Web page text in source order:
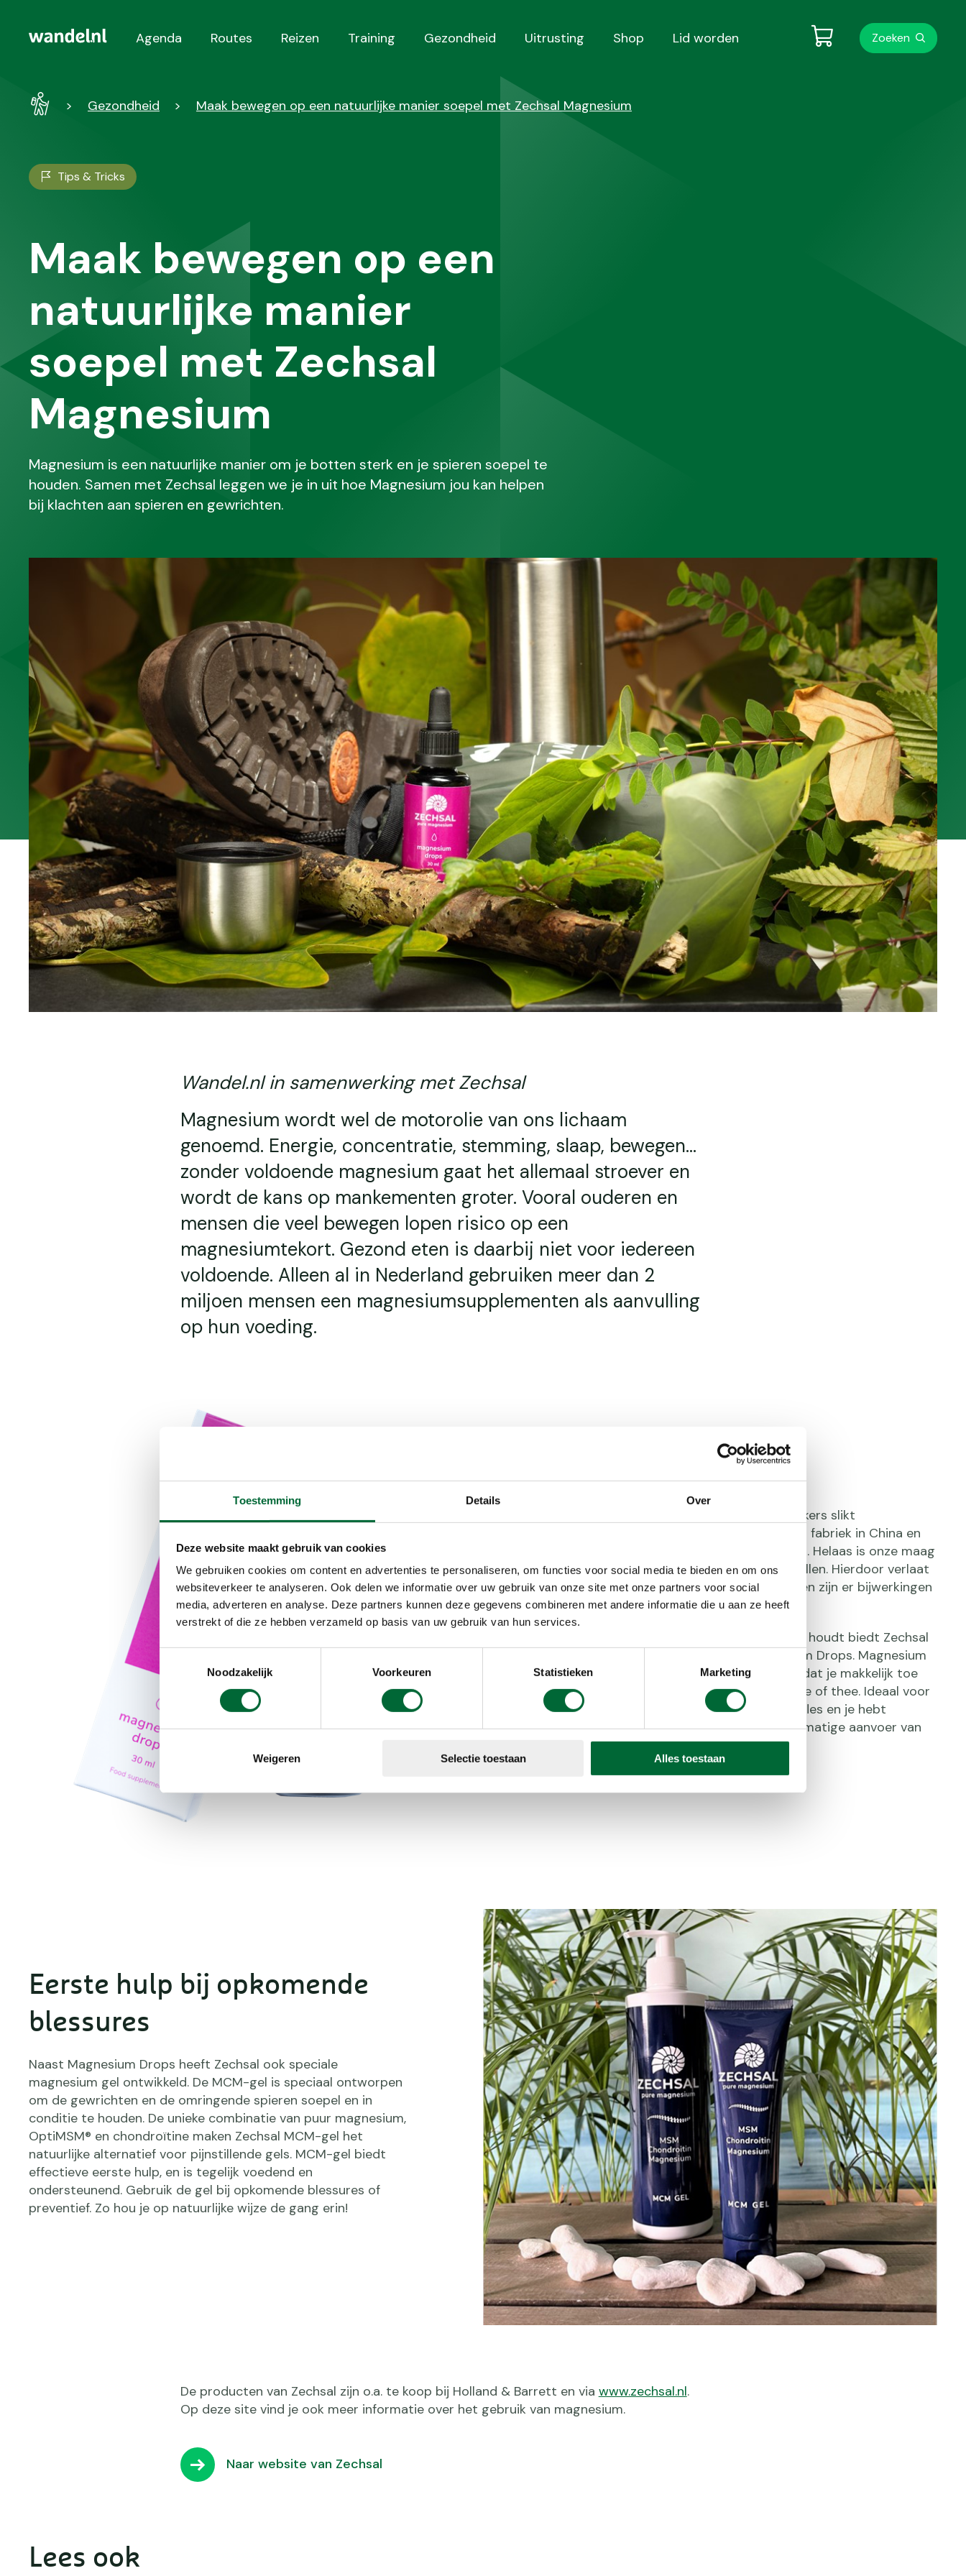
Toestemming Details Over
Deze website maakt gebruik van cookies
We gebruiken cookies om content en advertenties te personaliseren, om functies voor social media te bieden en om ons
websiteverkeer te analyseren. Ook delen we informatie over uw gebruik van onze site met onze partners voor social
media, adverteren en analyse. Deze partners kunnen deze gegevens combineren met andere informatie die u aan ze heeft
verstrekt of die ze hebben verzameld op basis van uw gebruik van hun services.
Noodzakelijk
Voorkeuren Statistieken Marketing
Weigeren Selectie toestaan Alles toestaan
Hoofdnavigatie
Agenda Routes Reizen Training Gezondheid Uitrusting Shop Lid worden Zoeken
WandelGezondheid Maak bewegen op een natuurlijke manier soepel met Zechsal Magnesium
Tips & Tricks
Maak bewegen op een
natuurlijke manier
soepel met Zechsal
Magnesium
Magnesium is een natuurlijke manier om je botten sterk en je spieren soepel te
houden. Samen met Zechsal leggen we je in uit hoe Magnesium jou kan helpen
bij klachten aan spieren en gewrichten.
Wandel.nl in samenwerking met Zechsal
Magnesium wordt wel de motorolie van ons lichaam
genoemd. Energie, concentratie, stemming, slaap, bewegen...
zonder voldoende magnesium gaat het allemaal stroever en
wordt de kans op mankementen groter. Vooral ouderen en
mensen die veel bewegen lopen risico op een
magnesiumtekort. Gezond eten is daarbij niet voor iedereen
voldoende. Alleen al in Nederland gebruiken meer dan 2
miljoen mensen een magnesiumsupplementen als aanvulling
op hun voeding.
Magnesium Drops
Meer dan 80% van de magnesium gebruikers slikt
magnesiumpillen. Meestal gemaakt in een fabriek in China en
vaak ‘bewerkt’ met vul- en glansmiddelen. Helaas is onze maag
niet ingesteld op de hoog-gedoseerde pillen. Hierdoor verlaat
veel magnesium ongebruikt het lichaam en zijn er bijwerkingen
als diarree.
Voor wie niet zo van het slikken van pillen houdt biedt Zechsal
de perfecte oplossing: Zechsal Magnesium Drops. Magnesium
Drops is natuurlijk, vloeibaar magnesium dat je makkelijk toe
kunt voegen aan bijvoorbeeld water, koffie of thee. Ideaal voor
wandelaars: 5 tot 10 druppels in je waterfles en je hebt
gedurende je wandeling een mooie, gelijkmatige aanvoer van
magnesium!
Eerste hulp bij opkomende
blessures
Naast Magnesium Drops heeft Zechsal ook speciale
magnesium gel ontwikkeld. De MCM-gel is speciaal ontworpen
om de gewrichten en de omringende spieren soepel en in
conditie te houden. De unieke combinatie van puur magnesium,
OptiMSM® en chondroïtine maken Zechsal MCM-gel het
natuurlijke alternatief voor pijnstillende gels. MCM-gel biedt
effectieve eerste hulp, en is tegelijk voedend en
ondersteunend. Gebruik de gel bij opkomende blessures of
preventief. Zo hou je op natuurlijke wijze de gang erin!
De producten van Zechsal zijn o.a. te koop bij Holland & Barrett en via www.zechsal.nl.
Op deze site vind je ook meer informatie over het gebruik van magnesium.
Naar website van Zechsal
Lees ook